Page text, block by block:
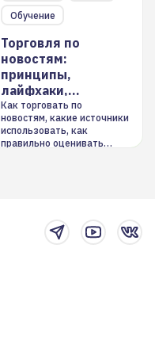
Обучение
Торговля по
новостям:
принципы,
лайфхаки,
инструменты
Как торговать по
новостям, какие источники
использовать, как
правильно оценивать